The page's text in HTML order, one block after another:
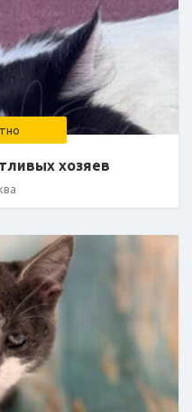
хозяев